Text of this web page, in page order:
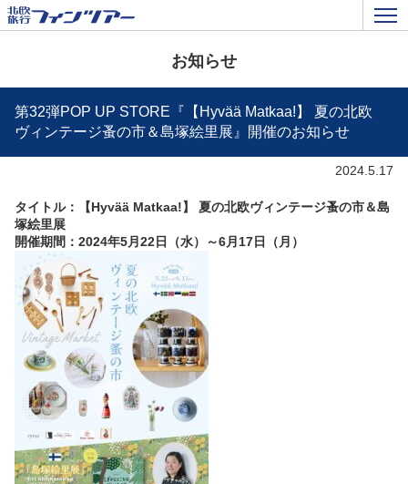
お知らせ
第32弾POP UP STORE『【Hyvää Matkaa!】 夏の北欧
ヴィンテージ蚤の市＆島塚絵里展』開催のお知らせ
2024.5.17
タイトル：
【Hyvää Matkaa!】 夏の北欧ヴィンテージ蚤の市＆島
塚絵里展
開催期間：2024年5月22日（水）～6月17日（月）